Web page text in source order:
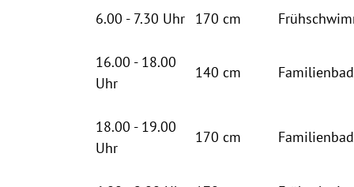
6.00 - 7.30 Uhr 170 cm
16.00 - 18.00
Uhr
140 cm Familienbad
18.00 - 19.00
Uhr
170 cm Familienbad